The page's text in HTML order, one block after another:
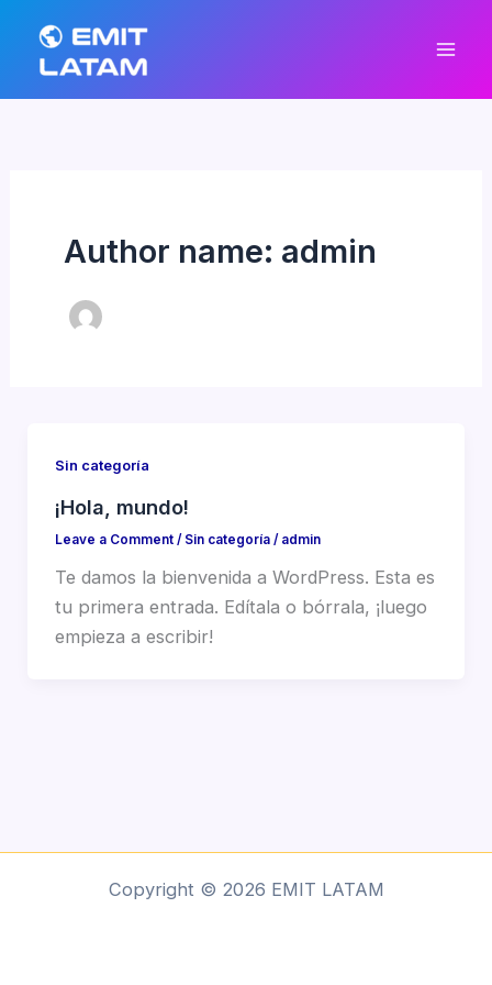
content
Author name: admin
Sin categoría
¡Hola, mundo!
Leave a Comment / Sin categoría/ admin
Te damos la bienvenida a WordPress. Esta es
tu primera entrada. Edítala o bórrala, ¡luego
empieza a escribir!
Copyright © 2026 EMIT LATAM